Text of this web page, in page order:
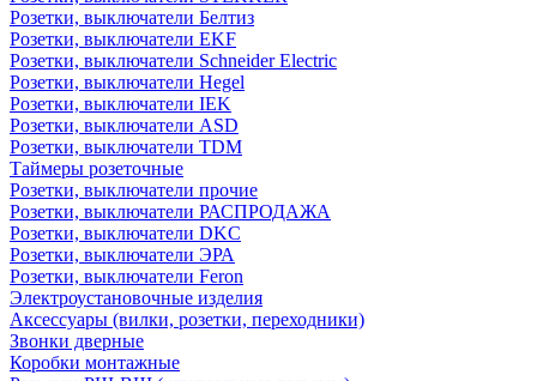
Розетки, выключатели Белтиз
Розетки, выключатели EKF
Розетки, выключатели Schneider Electric
Розетки, выключатели Hegel
Розетки, выключатели IEK
Розетки, выключатели ASD
Розетки, выключатели TDM
Таймеры розеточные
Розетки, выключатели прочие
Розетки, выключатели РАСПРОДАЖА
Розетки, выключатели DKC
Розетки, выключатели ЭРА
Розетки, выключатели Feron
Электроустановочные изделия
Аксессуары (вилки, розетки, переходники)
Звонки дверные
Коробки монтажные